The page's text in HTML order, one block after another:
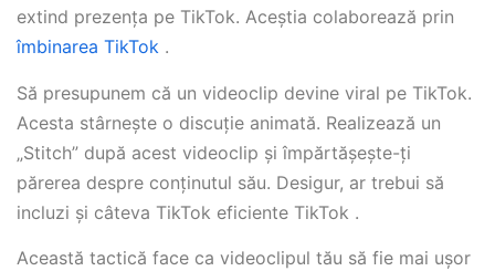
extind prezența pe TikTok. Aceștia colaborează prin
îmbinarea TikTok .
Să presupunem că un videoclip devine viral pe TikTok.
Acesta stârnește o discuție animată. Realizează un
„Stitch” după acest videoclip și împărtășește-ți
părerea despre conținutul său. Desigur, ar trebui să
incluzi și câteva TikTok eficiente TikTok .
Această tactică face ca videoclipul tău să fie mai ușor